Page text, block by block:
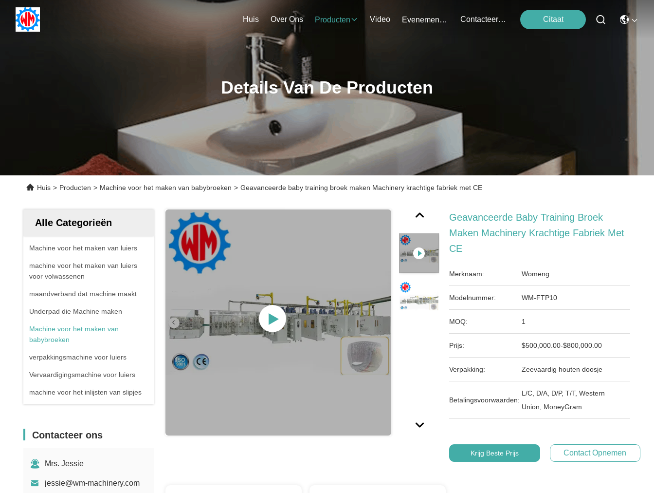
Huis Over Ons Producten Video Evenementen Contacteer Ons Citaat
Details Van De Producten
Huis > Producten > Machine voor het maken van babybroeken > Geavanceerde baby training broek maken Machinery krachtige fabriek met CE
Alle Categorieën
Machine voor het maken van luiers
machine voor het maken van luiers
voor volwassenen
maandverband dat machine maakt
Underpad die Machine maken
Machine voor het maken van
babybroeken
verpakkingsmachine voor luiers
Vervaardigingsmachine voor luiers
machine voor het inlijsten van slipjes
Contacteer ons
Mrs. Jessie
jessie@wm-machinery.com
Geavanceerde Baby Training Broek
Maken Machinery Krachtige Fabriek Met
CE
Merknaam: Womeng
Modelnummer: WM-FTP10
MOQ: 1
Prijs: $500,000.00-$800,000.00
Verpakking: Zeevaardig houten doosje
Betalingsvoorwaarden:
L/C, D/A, D/P, T/T, Western
Union, MoneyGram
Krijg Beste Prijs Contact Opnemen